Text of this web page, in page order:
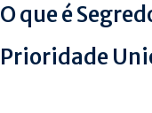
O que é
Prioridade